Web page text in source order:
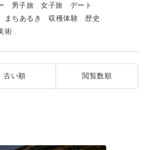
男子旅 女子旅
デート
まちあるき 収穫体験
歴史
術
古い順 閲覧数順